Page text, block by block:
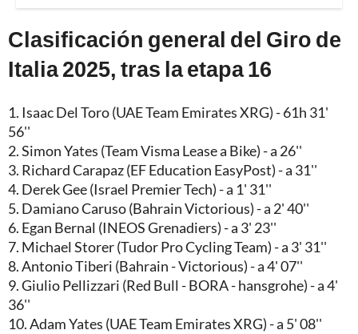
Clasificación general del Giro de
Italia 2025, tras la etapa 16
1. Isaac Del Toro (UAE Team Emirates XRG) - 61h 31'
56''
2. Simon Yates (Team Visma Lease a Bike) - a 26''
3. Richard Carapaz (EF Education EasyPost) - a 31''
4. Derek Gee (Israel Premier Tech) - a 1' 31''
5. Damiano Caruso (Bahrain Victorious) - a 2' 40''
6. Egan Bernal (INEOS Grenadiers) - a 3' 23''
7. Michael Storer (Tudor Pro Cycling Team) - a 3' 31''
8. Antonio Tiberi (Bahrain - Victorious) - a 4' 07''
9. Giulio Pellizzari (Red Bull - BORA - hansgrohe) - a 4'
36''
10. Adam Yates (UAE Team Emirates XRG) - a 5' 08''